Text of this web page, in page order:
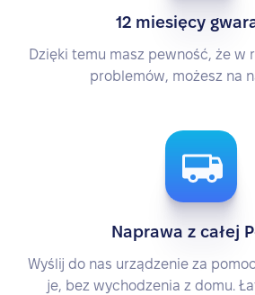
12 miesięcy
Dzięki temu masz pewność, że w
problemów, możesz na
Naprawa z całej
Wyślij do nas urządzenie za
je, bez wychodzenia z domu.